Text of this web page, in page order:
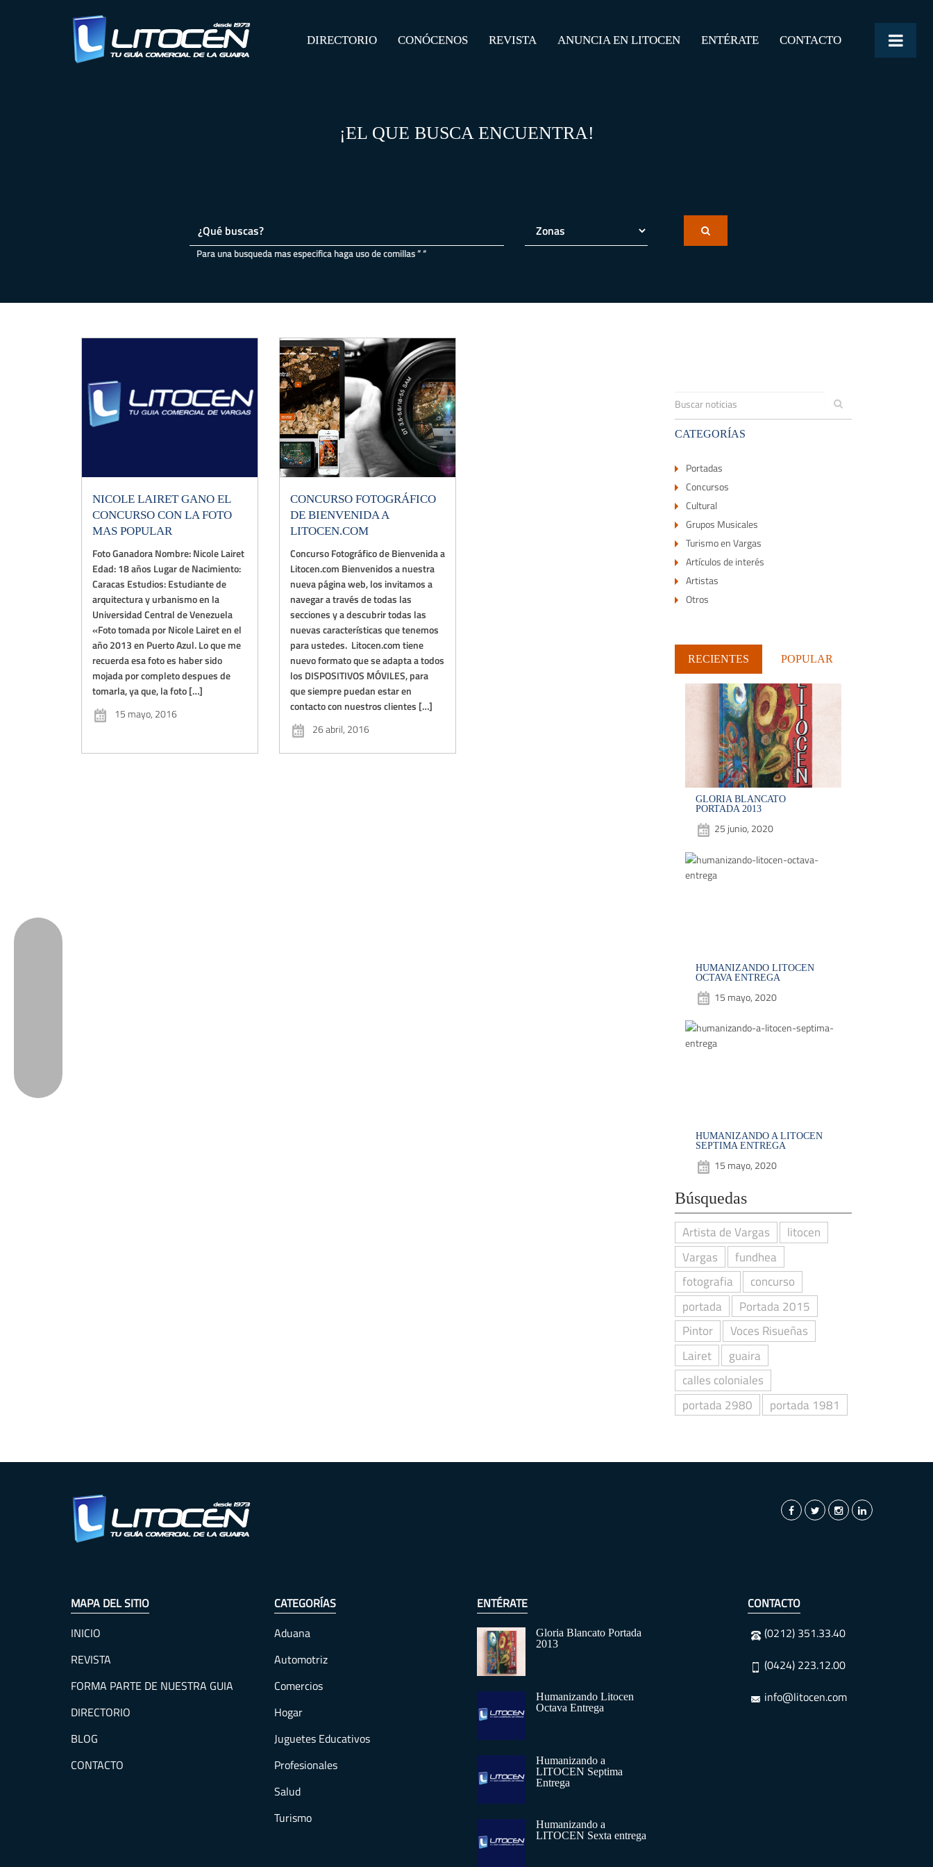
DIRECTORIO CONÓCENOS REVISTA ANUNCIA EN LITOCEN ENTÉRATE CONTACTO
¡EL QUE BUSCA ENCUENTRA!
Para una busqueda mas especifica haga uso de comillas ” “
NICOLE LAIRET GANO EL
CONCURSO CON LA FOTO
MAS POPULAR
Foto Ganadora Nombre: Nicole Lairet
Edad: 18 años Lugar de Nacimiento:
Caracas Estudios: Estudiante de
arquitectura y urbanismo en la
Universidad Central de Venezuela
«Foto tomada por Nicole Lairet en el
año 2013 en Puerto Azul. Lo que me
recuerda esa foto es haber sido
mojada por completo despues de
tomarla, ya que, la foto […]
15 mayo, 2016
CONCURSO FOTOGRÁFICO
DE BIENVENIDA A
LITOCEN.COM
Concurso Fotográfico de Bienvenida a
Litocen.com Bienvenidos a nuestra
nueva página web, los invitamos a
navegar a través de todas las
secciones y a descubrir todas las
nuevas características que tenemos
para ustedes. Litocen.com tiene
nuevo formato que se adapta a todos
los DISPOSITIVOS MÓVILES, para
que siempre puedan estar en
contacto con nuestros clientes […]
26 abril, 2016
CATEGORÍAS
Portadas
Concursos
Cultural
Grupos Musicales
Turismo en Vargas
Artículos de interés
Artistas
Otros
RECIENTES POPULAR
GLORIA BLANCATO
PORTADA 2013
25 junio, 2020
HUMANIZANDO LITOCEN
OCTAVA ENTREGA
15 mayo, 2020
HUMANIZANDO A LITOCEN
SEPTIMA ENTREGA
15 mayo, 2020
Búsquedas
Artista de Vargas
litocen
Vargas
fundhea
fotografia
concurso
portada
Portada 2015
Pintor
Voces Risueñas
Lairet
guaira
calles coloniales
portada 2980
portada 1981
MAPA DEL SITIO
INICIO
REVISTA
FORMA PARTE DE NUESTRA GUIA
DIRECTORIO
BLOG
CONTACTO
CATEGORÍAS
Aduana
Automotriz
Comercios
Hogar
Juguetes Educativos
Profesionales
Salud
Turismo
ENTÉRATE
Gloria Blancato Portada
2013
Humanizando Litocen
Octava Entrega
Humanizando a
LITOCEN Septima
Entrega
Humanizando a
LITOCEN Sexta entrega
CONTACTO
(0212) 351.33.40
(0424) 223.12.00
info@litocen.com